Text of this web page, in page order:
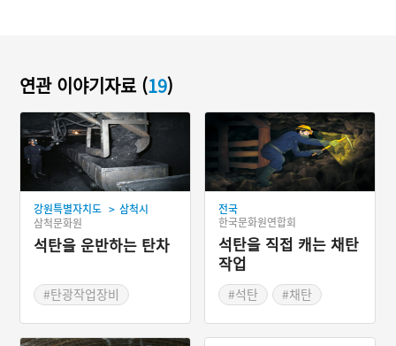
연관 이야기자료 (19)
강원특별자치도 > 삼척시
삼척문화원
석탄을 운반하는 탄차
#탄광작업장비
전국
한국문화원연합회
석탄을 직접 캐는 채탄
작업
#석탄
#채탄